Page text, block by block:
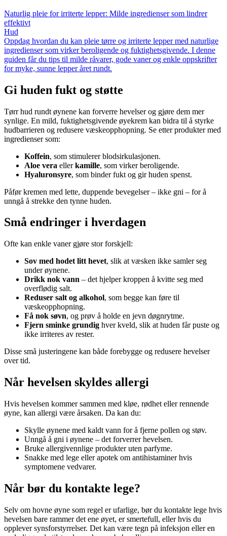
Naturlig pleie for irriterte lepper: Milde ingredienser som lindrer
effektivt
Hud
Oppdag hvordan du kan pleie tørre og irriterte lepper med naturlige
ingredienser som virker beroligende og fuktighetsgivende. I denne
guiden får du tips til milde råvarer, gode vaner og enkle oppskrifter
for myke, sunne lepper året rundt.
Gi huden fukt og støtte
Tørr hud rundt øynene kan forverre hevelser og gjøre dem mer
synlige. En mild, fuktighetsgivende øyekrem kan bidra til å styrke
hudbarrieren og redusere væskeopphopning. Se etter produkter med
ingredienser som:
Koffein, som stimulerer blodsirkulasjonen.
Aloe vera ellerkamille, som virker beroligende.
Hyaluronsyre, som binder fukt og gir huden spenst.
Påfør kremen med lette, duppende bevegelser – ikke gni – for å
unngå å strekke den tynne huden.
Små endringer i hverdagen
Ofte kan enkle vaner gjøre stor forskjell:
Sov med hodet litt hevet, slik at væsken ikke samler seg
under øynene.
Drikk nok vann – det hjelper kroppen å kvitte seg med
overflødig salt.
Reduser salt og alkohol, som begge kan føre til
væskeopphopning.
Få nok søvn, og prøv å holde en jevn døgnrytme.
Fjern sminke grundig hver kveld, slik at huden får puste og
ikke irriteres av rester.
Disse små justeringene kan både forebygge og redusere hevelser
over tid.
Når hevelsen skyldes allergi
Hvis hevelsen kommer sammen med kløe, rødhet eller rennende
øyne, kan allergi være årsaken. Da kan du:
Skylle øynene med kaldt vann for å fjerne pollen og støv.
Unngå å gni i øynene – det forverrer hevelsen.
Bruke allergivennlige produkter uten parfyme.
Snakke med lege eller apotek om antihistaminer hvis
symptomene vedvarer.
Når bør du kontakte lege?
Selv om hovne øyne som regel er ufarlige, bør du kontakte lege hvis
hevelsen bare rammer det ene øyet, er smertefull, eller hvis du
opplever synsforstyrrelser. Det kan være tegn på infeksjon eller en